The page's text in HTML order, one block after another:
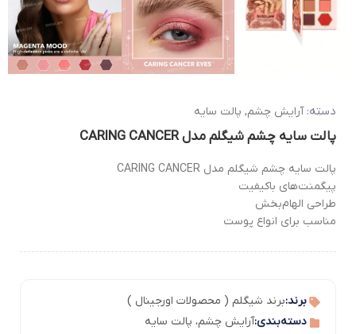
دسته: آرایش چشم, پالت سایه
پالت سایه چشم شیگلم مدل CARING CANCER
پالت سایه چشم شیگلم مدل CARING CANCER
پیگمنت‌های باکیفیت
طراحی الهام‌بخش
مناسب برای انواع پوست
برند:برند شیگلم ( محصولات اورجینال )
دسته‌بندی:آرایش چشم، پالت سایه